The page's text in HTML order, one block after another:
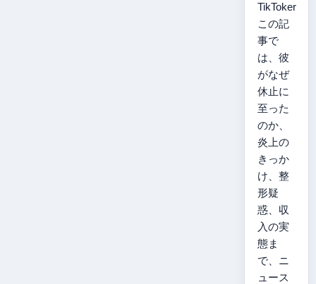
TikToker
この記
事で
は、彼
がなぜ
休止に
至った
のか、
炎上の
きっか
け、整
形疑
惑、収
入の実
態ま
で、ニ
ュース